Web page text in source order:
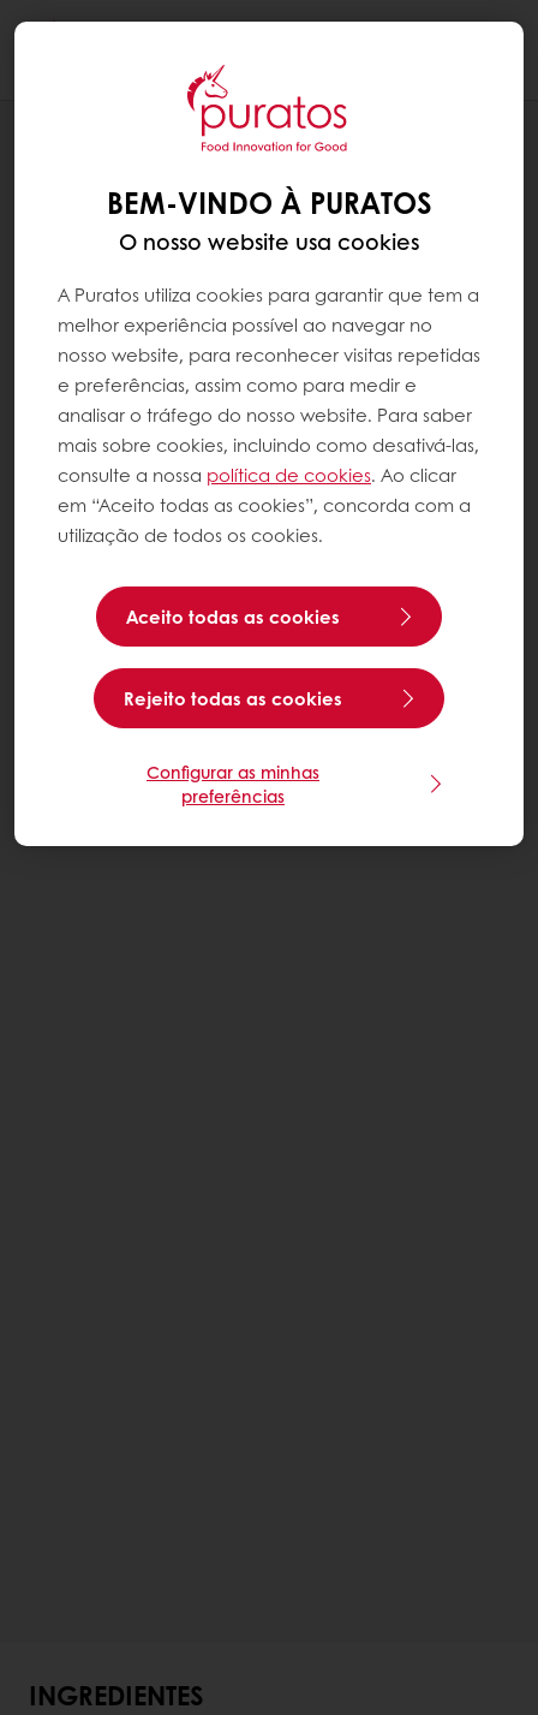
TARTE DE QUEIJO DE CABRA E PIMENTO
INGREDIENTES
BEM-VINDO À PURATOS
O nosso website usa cookies
A Puratos utiliza cookies para garantir que tem a
melhor experiência possível ao navegar no
nosso website, para reconhecer visitas repetidas
e preferências, assim como para medir e
analisar o tráfego do nosso website. Para saber
mais sobre cookies, incluindo como desativá-las,
consulte a nossa política de cookies. Ao clicar
em “Aceito todas as cookies”, concorda com a
utilização de todos os cookies.
Aceito todas as cookies
Rejeito todas as cookies
Configurar as minhas
preferências